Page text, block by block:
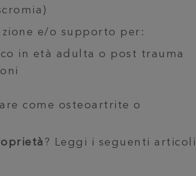
e/o supporto per:
in età adulta o post trauma
come osteoartrite o
? Leggi i seguenti